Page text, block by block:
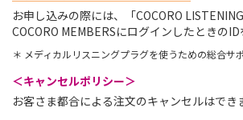
お申し込みの際には、「COCORO LISTENING
COCORO MEMBERSにログインしたときのID
＊ メディカルリスニングプラグを使うための総合サ
＜キャンセルポリシー＞
お客さま都合による注文のキャンセルはでき